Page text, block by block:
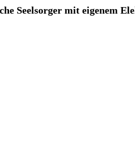
Seelsorger mit eigenem